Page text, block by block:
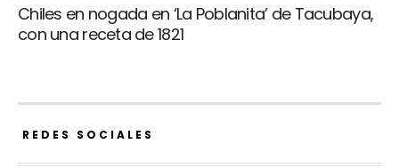
Chiles en nogada en ‘La Poblanita’ de Tacubaya,
con una receta de 1821
REDES SOCIALES